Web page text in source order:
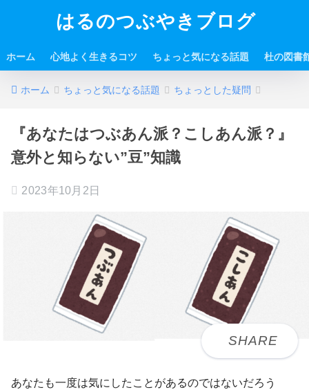
はるのつぶやきブログ
ホーム 心地よく生きるコツ ちょっと気になる話題 杜の図書
ホーム ちょっと気になる話題 ちょっとした疑問
『あなたはつぶあん派？こしあん派？』
意外と知らない”豆”知識
2023年10月2日
あなたも一度は気にしたことがあるのではないだろう